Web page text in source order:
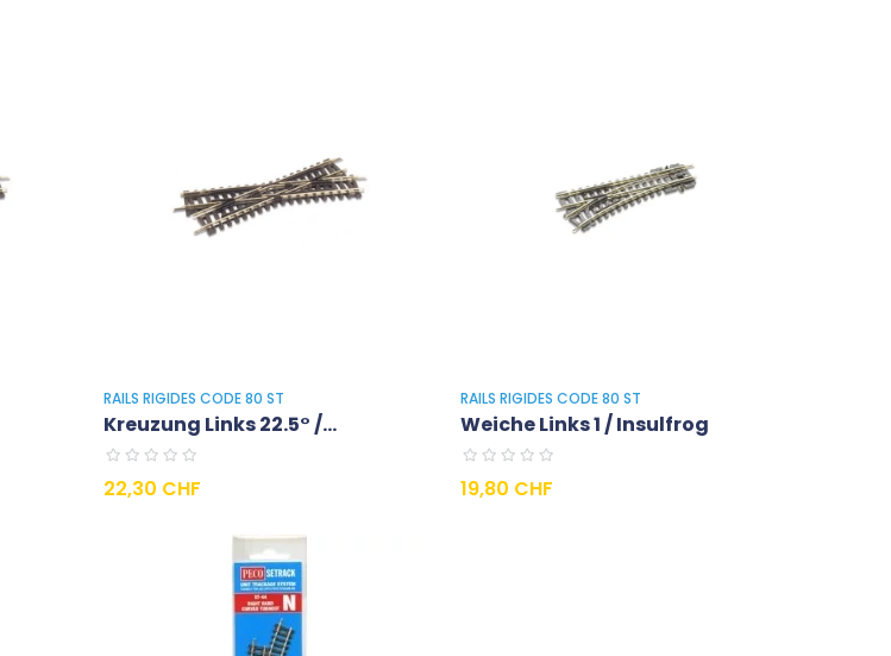
RAILS RIGIDES CODE 80 ST
Kreuzung Links 22.5° /...
Preis
22,30 CHF
RAILS RIGIDES CODE 80 ST
Weiche Links 1 / Insulfrog
Preis
19,80 CHF